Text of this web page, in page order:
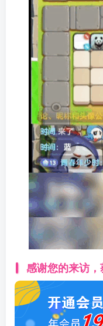
感谢您的来访，